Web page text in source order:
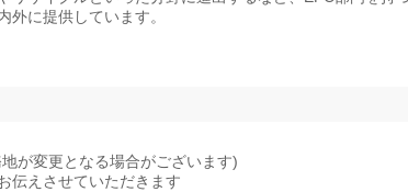
外に提供しています。
が変更となる場合がございます)
伝えさせていただきます